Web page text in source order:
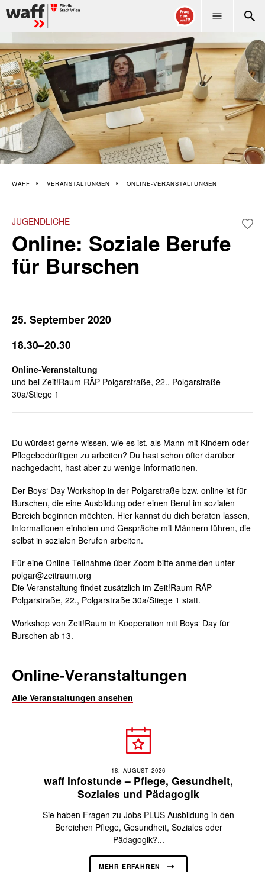
WAFF VERANSTALTUNGEN ONLINE-VERANSTALTUNGEN
JUGENDLICHE
Online: Soziale Berufe
für Burschen
25. September 2020
18.30–20.30
Online-Veranstaltung
und bei Zeit!Raum RÄP Polgarstraße, 22., Polgarstraße
30a/Stiege 1
Du würdest gerne wissen, wie es ist, als Mann mit Kindern oder
Pflegebedürftigen zu arbeiten? Du hast schon öfter darüber
nachgedacht, hast aber zu wenige Informationen.
Der Boys‘ Day Workshop in der Polgarstraße bzw. online ist für
Burschen, die eine Ausbildung oder einen Beruf im sozialen
Bereich beginnen möchten. Hier kannst du dich beraten lassen,
Informationen einholen und Gespräche mit Männern führen, die
selbst in sozialen Berufen arbeiten.
Für eine Online-Teilnahme über Zoom bitte anmelden unter
polgar@zeitraum.org
Die Veranstaltung findet zusätzlich im Zeit!Raum RÄP
Polgarstraße, 22., Polgarstraße 30a/Stiege 1 statt.
Workshop von Zeit!Raum in Kooperation mit Boys‘ Day für
Burschen ab 13.
Online-Veranstaltungen
Alle Veranstaltungen ansehen
18. AUGUST 2026
waff Infostunde – Pflege, Gesundheit,
Soziales und Pädagogik
Sie haben Fragen zu Jobs PLUS Ausbildung in den
Bereichen Pflege, Gesundheit, Soziales oder
Pädagogik?...
MEHR ERFAHREN